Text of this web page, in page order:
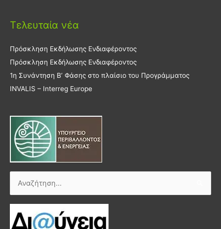
Τελευταία νέα
Πρόσκληση Εκδήλωσης Ενδιαφέροντος
Πρόσκληση Εκδήλωσης Ενδιαφέροντος
1η Συνάντηση Β’ Φάσης στο πλαίσιο του Προγράμματος
INVALIS – Interreg Europe
Αναζήτηση